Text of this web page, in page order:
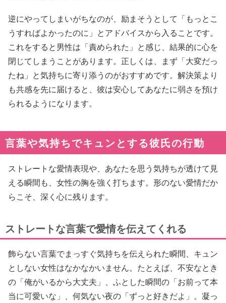
逆にやってしまいがちなのが、励まそうとして「もっとこ
うすればよかったのに」とアドバイスから入ることです。
これをすると男性は「責められた」と感じ、結果的に心を
閉じてしまうことがあります。正しくは、まず「大変だっ
たね」と気持ちに寄り添うのがおすすめです。解決策より
も共感を先に届けると、彼は安心してあなたに弱さを預け
られるようになります。
言葉や気持ちでキュンとする彼氏の行動
ストレートな愛情表現や、あなたを思う気持ちが透けて見
える瞬間も、女性の胸を強く打ちます。形のない愛情だか
らこそ、深く心に残ります。
ストレートな言葉で愛情を伝えてくれる
飾らない言葉でまっすぐ気持ちを伝えられた瞬間、キュン
としない女性はなかなかいません。たとえば、不安なとき
の「俺がいるから大丈夫」、ふとした瞬間の「お前って本
当に可愛いな」、何気ない夜の「ずっと好きだよ」。凝っ